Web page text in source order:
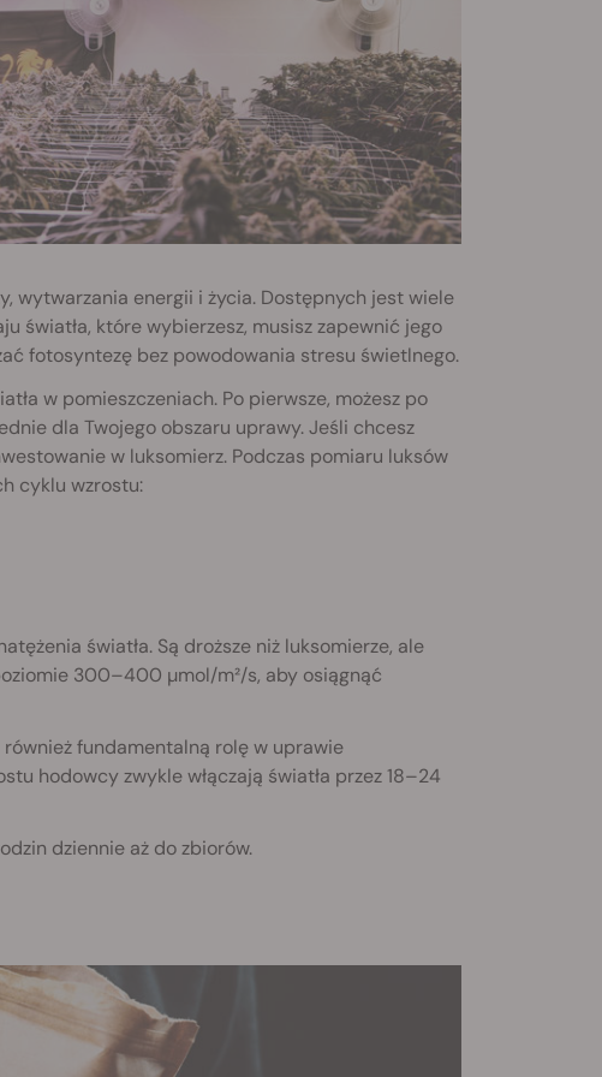
wytwarzania energii i życia. Dostępnych jest wiele
światła, które wybierzesz, musisz zapewnić jego
fotosyntezę bez powodowania stresu świetlnego.
w pomieszczeniach. Po pierwsze, możesz po
dla Twojego obszaru uprawy. Jeśli chcesz
w luksomierz. Podczas pomiaru luksów
cyklu wzrostu:
światła. Są droższe niż luksomierze, ale
300–400 µmol/m²/s, aby osiągnąć
fundamentalną rolę w uprawie
hodowcy zwykle włączają światła przez 18–24
dziennie aż do zbiorów.